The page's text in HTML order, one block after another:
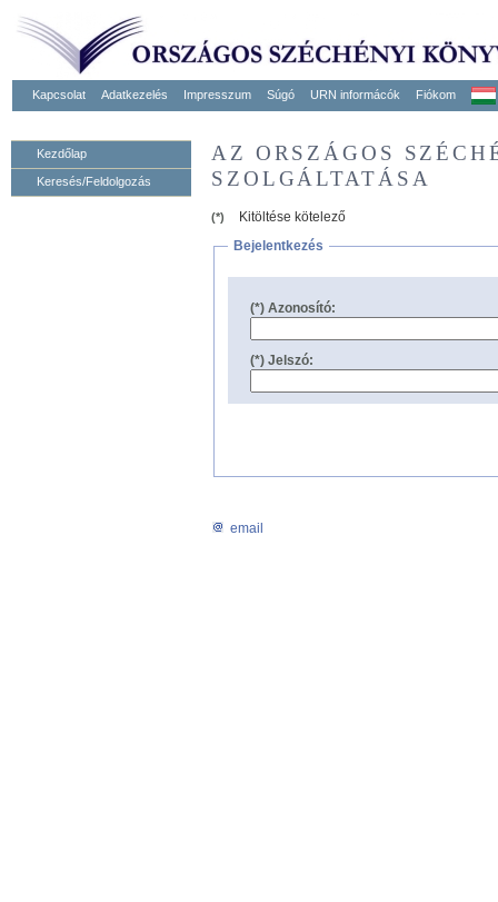
Kapcsolat Adatkezelés Impresszum Súgó URN informácók Fiókom
Kezdőlap
Keresés/Feldolgozás
AZ ORSZÁGOS
SZOLGÁLTATÁSA
(*)
Kitöltése kötelező
Bejelentkezés
(*) Azonosító:
(*) Jelszó:
email